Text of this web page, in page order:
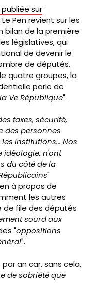
sur
Le Pen revient sur les
bilan de la première
législatives, qui
de devenir le
de députés,
quatre groupes, la
parle de
Ve République".
taxes, sécurité,
des personnes
institutions... Nos
idéologie, n'ont
du côté de la
"
à propos de
les autres
de file des députés
sourd aux
"oppositions
".
an car, sans cela,
de sobriété que